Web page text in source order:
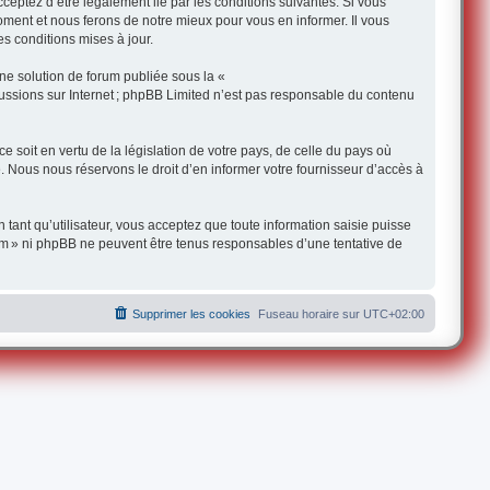
et nous ferons de notre mieux pour vous en informer. Il vous
conditions mises à jour.
solution de forum publiée sous la «
sur Internet ; phpBB Limited n’est pas responsable du contenu
soit en vertu de la législation de votre pays, de celle du pays où
nous réservons le droit d’en informer votre fournisseur d’accès à
qu’utilisateur, vous acceptez que toute information saisie puisse
ni phpBB ne peuvent être tenus responsables d’une tentative de
Fuseau horaire sur UTC+02:00
Supprimer les cookies